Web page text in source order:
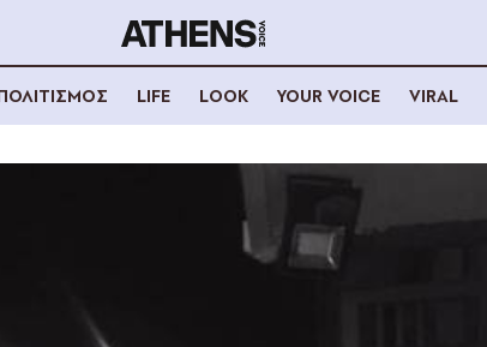
LIFE LOOK YOUR VOICE VIRAL